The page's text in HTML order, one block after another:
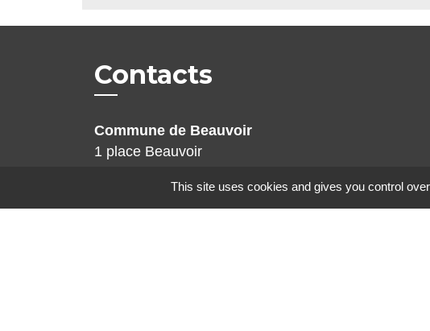
Contacts
Commune de Beauvoir
1 place Beauvoir
+33 3 44 80 12 82This site uses cookies and gives you control